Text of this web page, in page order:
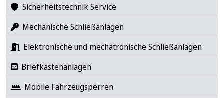
Sicherheitstechnik Service
Mechanische Schließanlagen
Elektronische und mechatronische Schließanlagen
Briefkastenanlagen
Mobile Fahrzeugsperren